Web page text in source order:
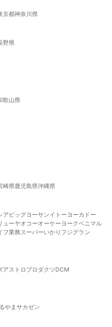
京都神奈川県
野県
歌山県
崎県鹿児島県沖縄県
ア ビッグヨーサンイトーヨーカドー
ューヤオコーオーケー ヨークベニマル
フ業務スーパーいかり フジグラン
アストロプロダクツDCM
やま サカゼン